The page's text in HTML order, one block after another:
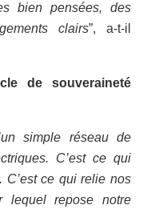
bien pensées, des
clairs”, a-t-il
de souveraineté
simple réseau de
C’est ce qui
C’est ce qui relie nos
lequel repose notre